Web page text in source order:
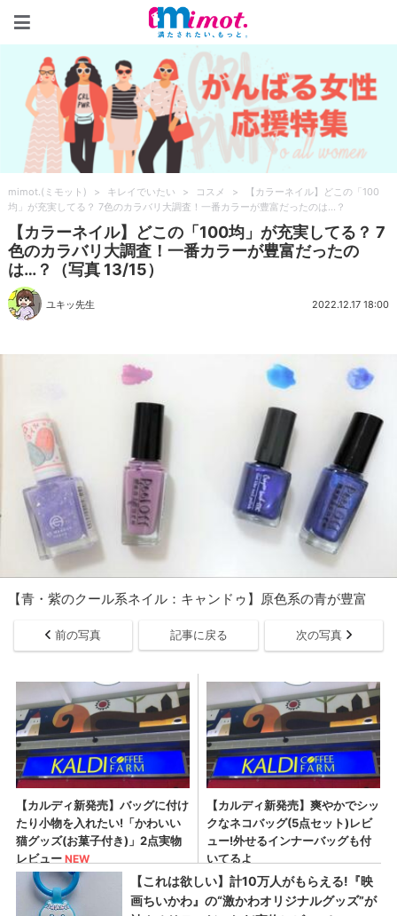
mimot.(ミモット) > キレイでいたい > コスメ >
【カラーネイル】どこの「100
均」が充実してる？ 7色のカラバリ大調査！一番カラーが豊富だったのは…？
【カラーネイル】どこの「100均」が充実してる？ 7
色のカラバリ大調査！一番カラーが豊富だったの
は…？（写真 13/15）
ユキッ先生 2022.12.17 18:00
【青・紫のクール系ネイル：キャンドゥ】原色系の青が豊富
前の写真 記事に戻る 次の写真